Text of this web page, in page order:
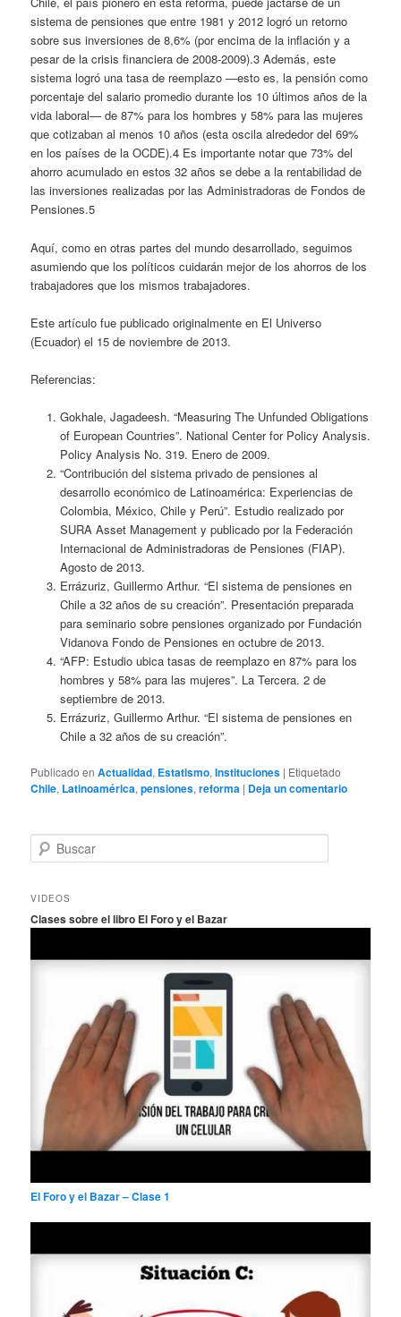
sistema de pensiones que entre 1981 y 2012 logró un retorno
sobre sus inversiones de 8,6% (por encima de la inflación y a
pesar de la crisis financiera de 2008-2009).3 Además, este
sistema logró una tasa de reemplazo —esto es, la pensión como
porcentaje del salario promedio durante los 10 últimos años de la
vida laboral— de 87% para los hombres y 58% para las mujeres
que cotizaban al menos 10 años (esta oscila alrededor del 69%
en los países de la OCDE).4 Es importante notar que 73% del
ahorro acumulado en estos 32 años se debe a la rentabilidad de
las inversiones realizadas por las Administradoras de Fondos de
Pensiones.5
Aquí, como en otras partes del mundo desarrollado, seguimos
asumiendo que los políticos cuidarán mejor de los ahorros de los
trabajadores que los mismos trabajadores.
Este artículo fue publicado originalmente en El Universo
(Ecuador) el 15 de noviembre de 2013.
Referencias:
Gokhale, Jagadeesh. “Measuring The Unfunded Obligations
of European Countries”. National Center for Policy Analysis.
Policy Analysis No. 319. Enero de 2009.
“Contribución del sistema privado de pensiones al
desarrollo económico de Latinoamérica: Experiencias de
Colombia, México, Chile y Perú”. Estudio realizado por
SURA Asset Management y publicado por la Federación
Internacional de Administradoras de Pensiones (FIAP).
Agosto de 2013.
Errázuriz, Guillermo Arthur. “El sistema de pensiones en
Chile a 32 años de su creación”. Presentación preparada
para seminario sobre pensiones organizado por Fundación
Vidanova Fondo de Pensiones en octubre de 2013.
“AFP: Estudio ubica tasas de reemplazo en 87% para los
hombres y 58% para las mujeres”. La Tercera. 2 de
septiembre de 2013.
Errázuriz, Guillermo Arthur. “El sistema de pensiones en
Chile a 32 años de su creación”.
Publicado en Actualidad, Estatismo,Instituciones | Etiquetado
Chile, Latinoamérica,pensiones,reforma | Deja un comentario
u
c
r
VIDEOS
Clases sobre el libro El Foro y el Bazar
El Foro y el Bazar – Clase 1